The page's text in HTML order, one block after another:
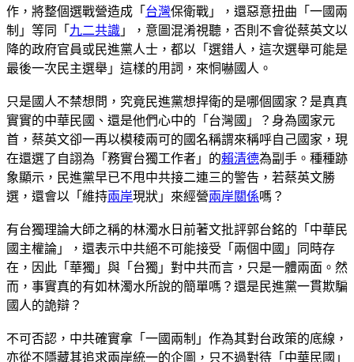
作，將整個選戰營造成「 台灣保衛戰」，還惡意扭曲「一國兩
制」等同「 九二共識 」，意圖混淆視聽，否則不會從蔡英文以
降的政府官員或民進黨人士，都以「選錯人，這次選舉可能是
最後一次民主選舉」這樣的用詞，來恫嚇國人。
只是國人不禁想問，究竟民進黨想捍衛的是哪個國家？是真真
實實的中華民國、還是他們心中的「台灣國」？身為國家元
首，蔡英文卻一再以模稜兩可的國名稱謂來稱呼自己國家，現
在還選了自詡為「務實台獨工作者」的賴清德為副手。種種跡
象顯示，民進黨早已不甩中共接二連三的警告，若蔡英文勝
選，還會以「維持兩岸現狀」來經營兩岸關係嗎？
有台獨理論大師之稱的林濁水日前著文批評郭台銘的「中華民
國主權論」，還表示中共絕不可能接受「兩個中國」同時存
在，因此「華獨」與「台獨」對中共而言，只是一體兩面。然
而，事實真的有如林濁水所說的簡單嗎？還是民進黨一貫欺騙
國人的詭辯？
不可否認，中共確實拿「一國兩制」作為其對台政策的底線，
亦從不隱藏其追求兩岸統一的企圖，只不過對待「中華民國」